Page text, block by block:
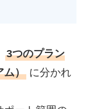
3つのプラン
ム）に分かれ